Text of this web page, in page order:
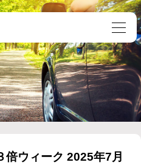
倍ウィーク 2025年7月